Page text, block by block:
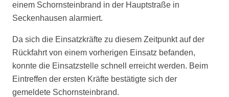
einem Schornsteinbrand in der Hauptstraße in
Seckenhausen alarmiert.
Da sich die Einsatzkräfte zu diesem Zeitpunkt auf der
Rückfahrt von einem vorherigen Einsatz befanden,
konnte die Einsatzstelle schnell erreicht werden. Beim
Eintreffen der ersten Kräfte bestätigte sich der
gemeldete Schornsteinbrand.